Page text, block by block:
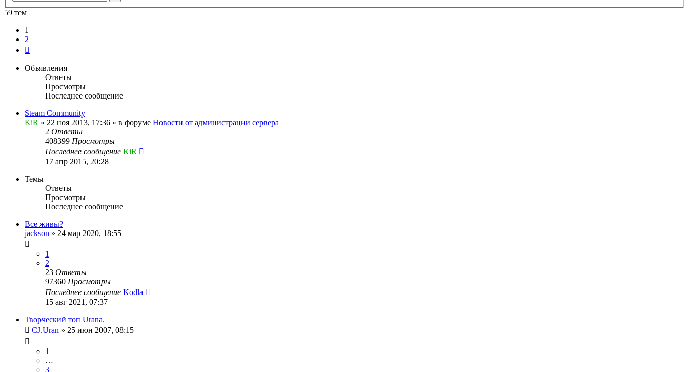
59 тем
1
2
Объявления
Ответы
Просмотры
Последнее сообщение
Steam Community
KiR » 22 ноя 2013, 17:36 » в форуме Новости от администрации сервера
2 Ответы
408399 Просмотры
Последнее сообщение KiR
17 апр 2015, 20:28
Темы
Ответы
Просмотры
Последнее сообщение
Все живы?
jackson » 24 мар 2020, 18:55
1
2
23 Ответы
97360 Просмотры
Последнее сообщение Kodla
15 авг 2021, 07:37
Творческий топ Urana.
CJ.Uran » 25 июн 2007, 08:15
1
…
3